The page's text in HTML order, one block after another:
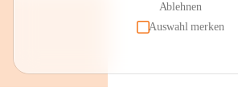
Ablehnen
Auswahl merken